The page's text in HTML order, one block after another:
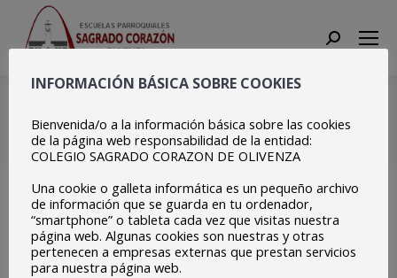
Search:
Estás aquí:
Inicio RadioEdu (3)
INFORMACIÓN BÁSICA SOBRE COOKIES
Bienvenida/o a la información básica sobre las cookies
de la página web responsabilidad de la entidad:
COLEGIO SAGRADO CORAZON DE OLIVENZA
Una cookie o galleta informática es un pequeño archivo
de información que se guarda en tu ordenador,
“smartphone” o tableta cada vez que visitas nuestra
página web. Algunas cookies son nuestras y otras
pertenecen a empresas externas que prestan servicios
para nuestra página web.